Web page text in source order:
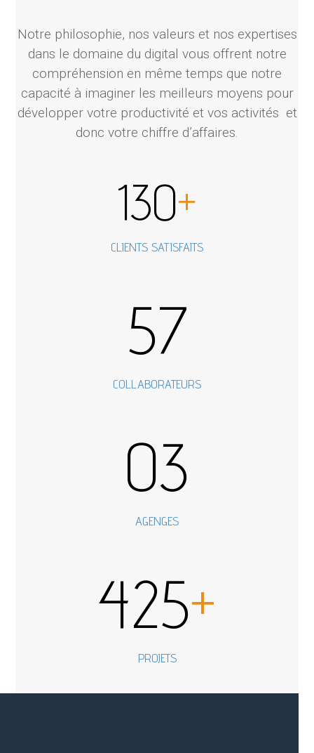
Notre philosophie, nos valeurs et nos expertises
dans le domaine du digital vous offrent notre
compréhension en même temps que notre
capacité à imaginer les meilleurs moyens pour
développer votre productivité et vos activités et
donc votre chiffre d’affaires.
130+
CLIENTS SATISFAITS
57
COLLABORATEURS
03
AGENGES
425+
PROJETS